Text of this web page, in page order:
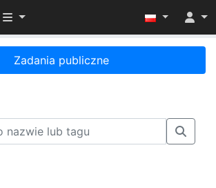
Przełącz widoczność menu
Zadania publiczne